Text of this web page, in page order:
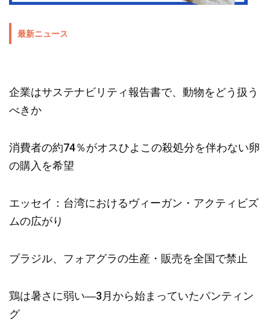
最新ニュース
企業はサステナビリティ報告書で、動物をどう扱う
べきか
消費者の約74％がオスひよこの殺処分を伴わない卵
の購入を希望
エッセイ：台湾におけるヴィーガン・アクティビズ
ムの広がり
ブラジル、フォアグラの生産・販売を全国で禁止
鶏は暑さに弱い―3月から始まっていたパンティン
グ